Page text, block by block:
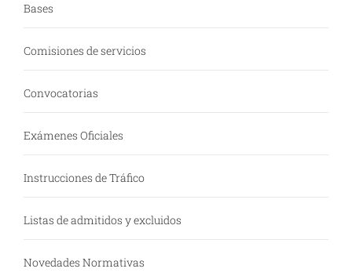
Bases
Comisiones de servicios
Convocatorias
Exámenes Oficiales
Instrucciones de Tráfico
Listas de admitidos y excluidos
Novedades Normativas